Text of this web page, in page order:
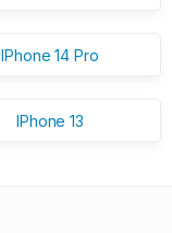
IPhone 14 Pro
IPhone 13